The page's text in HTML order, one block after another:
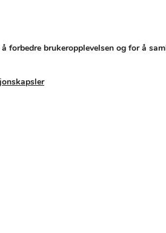
brukeropplevelsen og for å